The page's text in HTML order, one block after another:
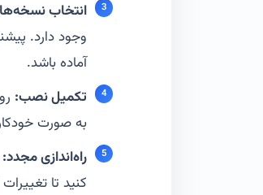
انتخاب
وجود دارد.
آماده باشد.
تکمیل نصب:
به صورت
راه‌اندازی مجدد:
کنید تا